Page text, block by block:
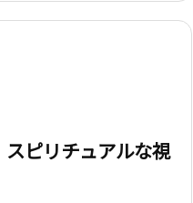
ピリチュアルな視